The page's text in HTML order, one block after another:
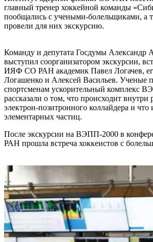
главный тренер хоккейной команды
пообщались с учеными-болельщиками, а
провели для них экскурсию.
Команду и депутата Госдумы Александр
выступил соорганизатором экскурсии,
ИЯФ СО РАН академик Павел Логачев,
Логашенко и Алексей Васильев. Ученые
спортсменам ускорительный комплекс
рассказали о том, что происходит внутри
электрон-позитронного коллайдера и что
элементарных частиц.
После экскурсии на ВЭПП-2000 в
РАН прошла встреча хоккеистов с